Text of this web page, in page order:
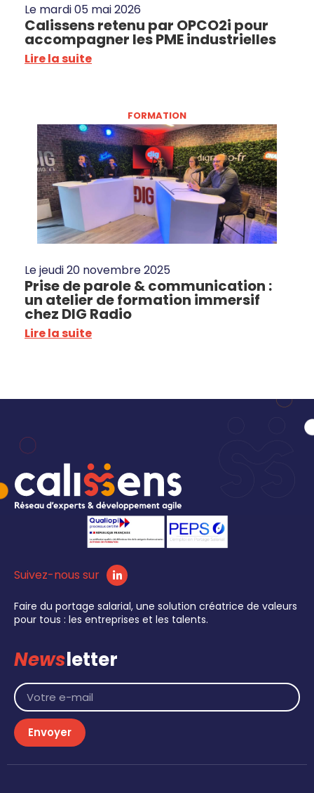
Le mardi 05 mai 2026
Calissens retenu par OPCO2i pour
accompagner les PME industrielles
Lire la suite
FORMATION
Lejeudi 20 novembre 2025
Prise de parole & communication :
un atelier de formation immersif
chez DIG Radio
Lire la suite
Suivez-nous sur
Faire du portage salarial, une solution créatrice de valeurs
pour tous : les entreprises et les talents.
Newsletter
Envoyer